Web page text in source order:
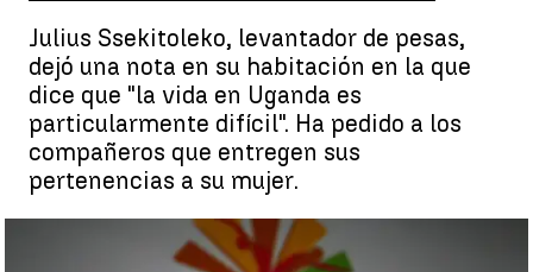
Julius Ssekitoleko, levantador de pesas,
dejó una nota en su habitación en la que
dice que "la vida en Uganda es
particularmente difícil". Ha pedido a los
compañeros que entregen sus
pertenencias a su mujer.